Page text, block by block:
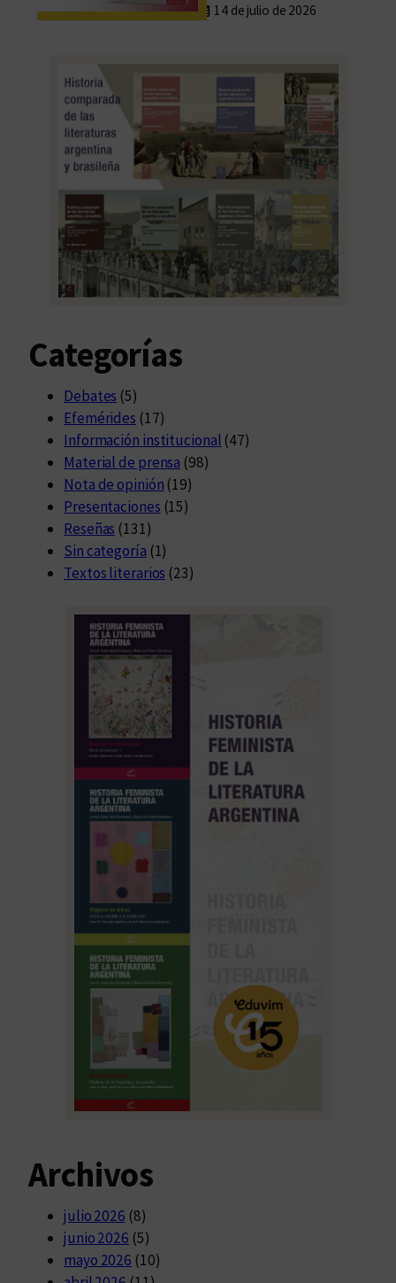
14 de julio de 2026
Categorías
Debates (5)
Efemérides (17)
Información institucional (47)
Material de prensa (98)
Nota de opinión (19)
Presentaciones (15)
Reseñas (131)
Sin categoría (1)
Textos literarios (23)
Archivos
julio 2026 (8)
junio 2026 (5)
mayo 2026 (10)